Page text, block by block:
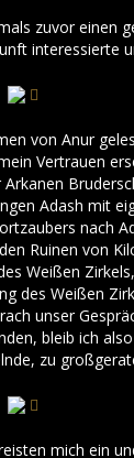
zuvor einen
interessierte
von Anur
Vertrauen
Adash mit
nach
Ruinen von
Weißen
des Weißen
unser
bleib ich
zu
mich ein